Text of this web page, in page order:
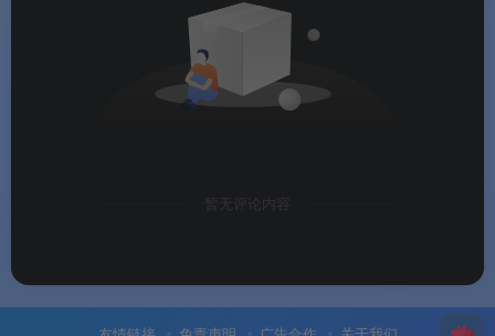
筛选，支持时间段精确指定
：设置最小/最大文件大小，快速定
位大文件或过时文档
则，支持保留原有文件权限，同时可复制文件名或
📊结果导出与管理：将搜索结果导出为 Excel、
PDF、HTML、文本或 CSV 文件；可保存搜索及其
暂无评论内容